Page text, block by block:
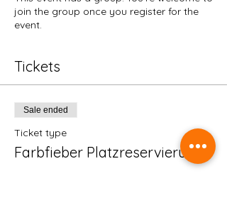
join the group once you register for the
event.
Tickets
Sale ended
Ticket type
Farbfieber Platzreservierung